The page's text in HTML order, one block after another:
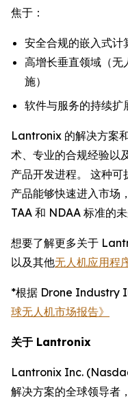
焦于：
安全合规的嵌入式计
高增长垂直领域（无
施）
软件与服务的持续扩
Lantronix 的解决方案
术、专业的合规经验以
产品开发进程。 这种
产品能够快速进入市场
TAA 和 NDAA 标准的
想要了解更多关于
以及其他无人机应用程
*根据 Drone Industry
球无人机市场报告》
关于 Lantronix
Lantronix Inc.
解决方案的全球领导者